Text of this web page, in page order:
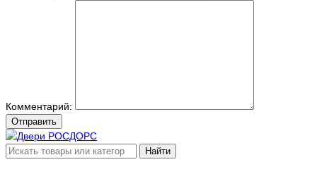
Комментарий:
Отправить
Найти